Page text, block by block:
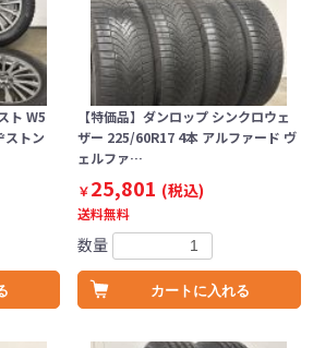
ト W5
ストン
【特価品】ダンロップ シンクロウェ
ザー 225/60R17 4本 アルファード ヴ
ェルファ…
￥25,801 (税込)
送料無料
数量
カートに入れる